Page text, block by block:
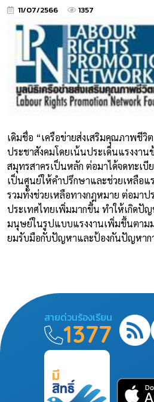
11/07/2566 1357
เดิมชื่อ “เครือข่ายส่งเสริมคุณภาพชีวิ
ประชาสังคมโดยเน้นประเด็นแรงงา
สมุทรสาครเป็นหลัก ต่อมาได้จดทะเ
เป็นศูนย์ให้คำปรึกษาและช่วยเหลือแ
รวมทั้งช่วยเหลือทางกฎหมาย ต่อมาป
ประเทศไทยเพิ่มมากขึ้น ทำให้เกิดปัญ
มนุษย์ในรูปแบบแรงงานเพิ่มขึ้นตามม
ยมรับมือกับปัญหาและป้องกันปัญหาก
สายด่วนร้องเรียน
1377